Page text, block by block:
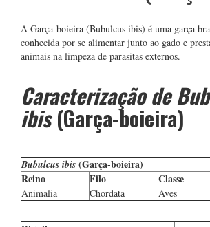
A Garça-boieira (Bubulcus ibis) é uma garça
conhecida por se alimentar junto ao gado e
animais na limpeza de parasitas externos.
Caracterização de
ibis(Garça-boieira)
Bubulcus ibis (Garça-boieira)
Reino
Filo Classe
Animalia Chordata Aves